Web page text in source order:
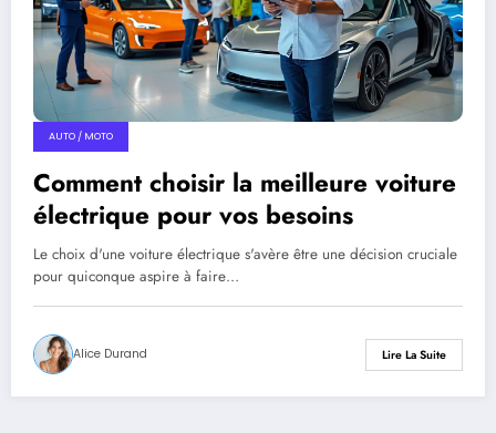
AUTO / MOTO
Comment choisir la meilleure voiture
électrique pour vos besoins
Le choix d'une voiture électrique s'avère être une décision cruciale
pour quiconque aspire à faire…
Alice Durand Lire La Suite